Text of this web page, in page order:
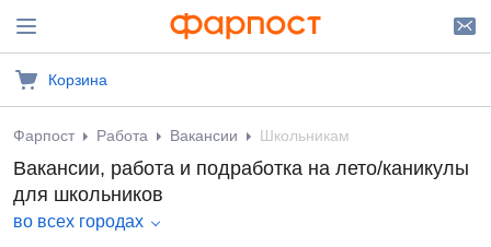
Корзина
Фарпост Работа Вакансии Школьникам
Вакансии, работа и подработка на лето/каникулы
для школьников
во всех городах